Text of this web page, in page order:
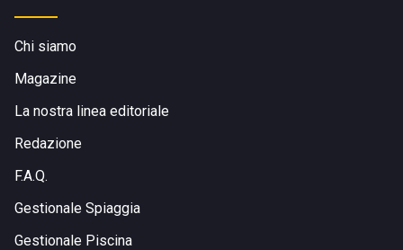
Chi siamo
Magazine
La nostra linea editoriale
Redazione
F.A.Q.
Gestionale Spiaggia
Gestionale Piscina